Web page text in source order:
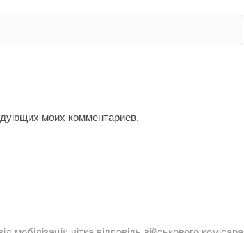
моих комментариев.